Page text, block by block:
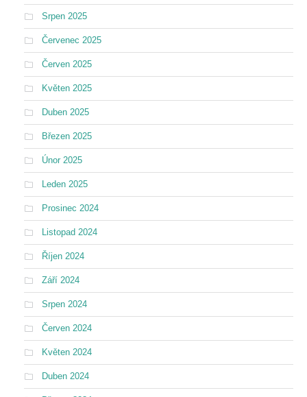
Srpen 2025
Červenec 2025
Červen 2025
Květen 2025
Duben 2025
Březen 2025
Únor 2025
Leden 2025
Prosinec 2024
Listopad 2024
Říjen 2024
Září 2024
Srpen 2024
Červen 2024
Květen 2024
Duben 2024